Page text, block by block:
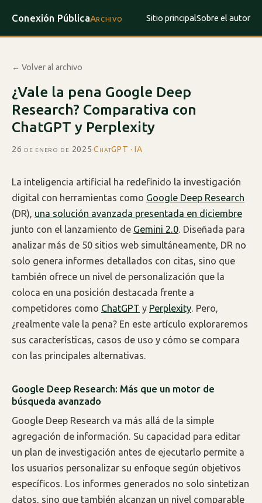
Conexión PúblicaArchivo Sitio principalSobre el autor
← Volver al archivo
¿Vale la pena Google Deep
Research? Comparativa con
ChatGPT y Perplexity
26 de enero de 2025·ChatGPT · IA
La inteligencia artificial ha redefinido la investigación
digital con herramientas como Google Deep Research
(DR), una solución avanzada presentada en diciembre
junto con el lanzamiento de Gemini 2.0. Diseñada para
analizar más de 50 sitios web simultáneamente, DR no
solo genera informes detallados con citas, sino que
también ofrece un nivel de personalización que la
coloca en una posición destacada frente a
competidores como ChatGPT y Perplexity. Pero,
¿realmente vale la pena? En este artículo exploraremos
sus características, casos de uso y cómo se compara
con las principales alternativas.
Google Deep Research: Más que un motor de
búsqueda avanzado
Google Deep Research va más allá de la simple
agregación de información. Su capacidad para editar
un plan de investigación antes de ejecutarlo permite a
los usuarios personalizar su enfoque según objetivos
específicos. Los informes generados no solo sintetizan
datos, sino que también alcanzan un nivel comparable